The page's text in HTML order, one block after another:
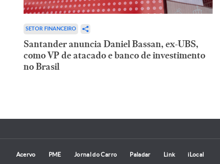
SETOR FINANCEIRO
Santander anuncia Daniel Bassan, ex-UBS,
como VP de atacado e banco de investimento
no Brasil
Acervo PME Jornal do Carro Paladar Link iLocal